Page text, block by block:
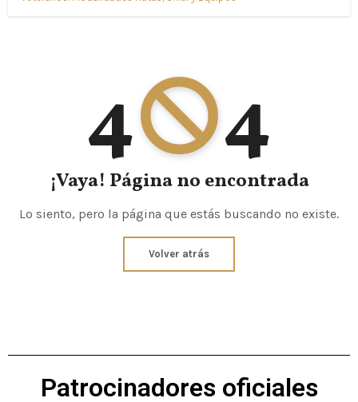
4 4
¡Vaya! Página no encontrada
Lo siento, pero la página que estás buscando no existe.
Volver atrás
Patrocinadores oficiales